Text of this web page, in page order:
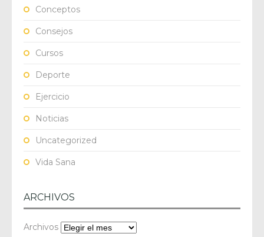
Conceptos
Consejos
Cursos
Deporte
Ejercicio
Noticias
Uncategorized
Vida Sana
ARCHIVOS
Archivos